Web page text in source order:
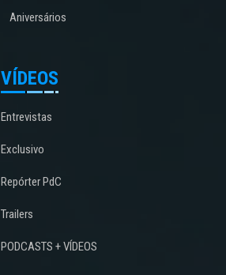
Aniversários
VÍDEOS
Entrevistas
Exclusivo
Repórter PdC
Trailers
PODCASTS + VÍDEOS